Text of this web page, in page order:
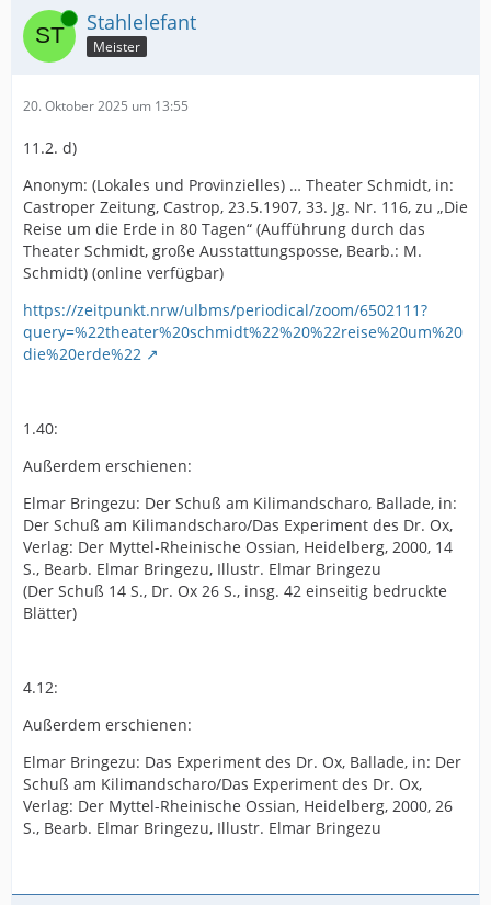
Online Stahlelefant
Meister
20. Oktober 2025 um 13:55
11.2. d)
Anonym: (Lokales und Provinzielles) … Theater Schmidt, in:
Castroper Zeitung, Castrop, 23.5.1907, 33. Jg. Nr. 116, zu „Die
Reise um die Erde in 80 Tagen“ (Aufführung durch das
Theater Schmidt, große Ausstattungsposse, Bearb.: M.
Schmidt) (online verfügbar)
https://zeitpunkt.nrw/ulbms/periodical/zoom/6502111?
query=%22theater%20schmidt%22%20%22reise%20um%20
die%20erde%22
1.40:
Außerdem erschienen:
Elmar Bringezu: Der Schuß am Kilimandscharo, Ballade, in:
Der Schuß am Kilimandscharo/Das Experiment des Dr. Ox,
Verlag: Der Myttel-Rheinische Ossian, Heidelberg, 2000, 14
S., Bearb. Elmar Bringezu, Illustr. Elmar Bringezu
(Der Schuß 14 S., Dr. Ox 26 S., insg. 42 einseitig bedruckte
Blätter)
4.12:
Außerdem erschienen:
Elmar Bringezu: Das Experiment des Dr. Ox, Ballade, in: Der
Schuß am Kilimandscharo/Das Experiment des Dr. Ox,
Verlag: Der Myttel-Rheinische Ossian, Heidelberg, 2000, 26
S., Bearb. Elmar Bringezu, Illustr. Elmar Bringezu